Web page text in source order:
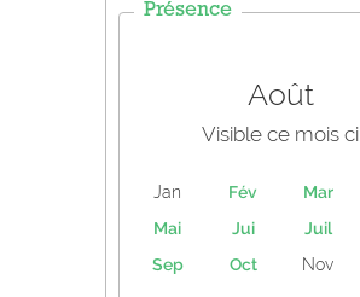
Présence
Août
Visible ce mois ci
Jan Fév Mar
Mai
Jui Juil
Sep
Oct Nov